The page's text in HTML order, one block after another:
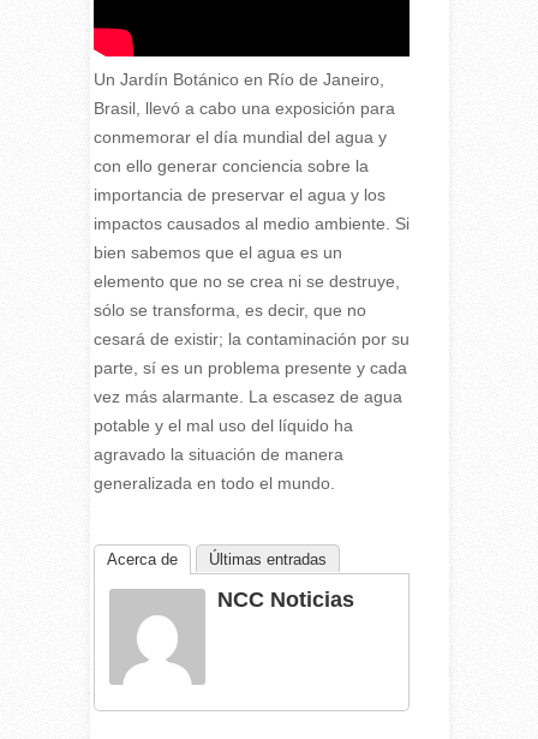
Un Jardín Botánico en Río de Janeiro,
Brasil, llevó a cabo una exposición para
conmemorar el día mundial del agua y
con ello generar conciencia sobre la
importancia de preservar el agua y los
impactos causados al medio ambiente. Si
bien sabemos que el agua es un
elemento que no se crea ni se destruye,
sólo se transforma, es decir, que no
cesará de existir; la contaminación por su
parte, sí es un problema presente y cada
vez más alarmante. La escasez de agua
potable y el mal uso del líquido ha
agravado la situación de manera
generalizada en todo el mundo.
Acerca de Últimas entradas
NCC Noticias